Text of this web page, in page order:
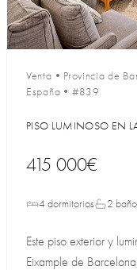
Venta • Provincia de
España • #839
PISO LUMINOSO EN
415 000€
4 dormitorios 2
Este piso exterior y
Eixample de